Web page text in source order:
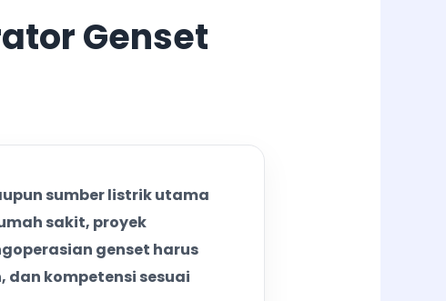
Genset
sumber listrik utama
sakit, proyek
genset harus
kompetensi sesuai